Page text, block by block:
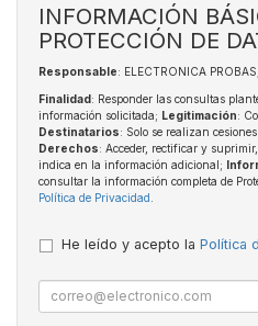
INFORMACIÓN
PROTECCIÓN DE
Responsable: ELECTRONICA PROBAS,
Finalidad: Responder las consultas
información solicitada; Legitimación:
Destinatarios: Solo se realizan
Derechos: Acceder, rectificar y
indica en la información adicional;
consultar la información completa de
Política de Privacidad
He leído y acepto la Política